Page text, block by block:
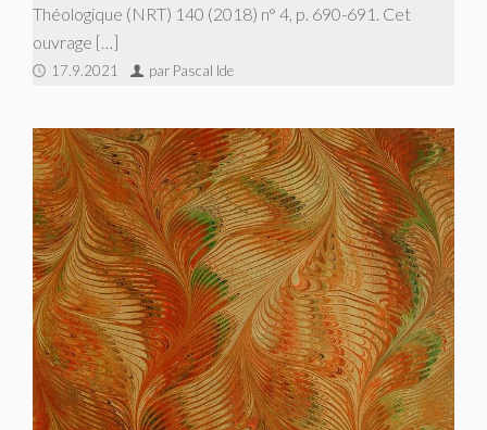
Théologique (NRT) 140 (2018) n° 4, p. 690-691. Cet
ouvrage […]
17.9.2021 par Pascal Ide